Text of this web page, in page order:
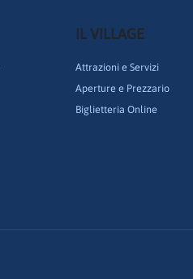
IL VILLAGE
Attrazioni e Servizi
Aperture e Prezzario
Biglietteria Online